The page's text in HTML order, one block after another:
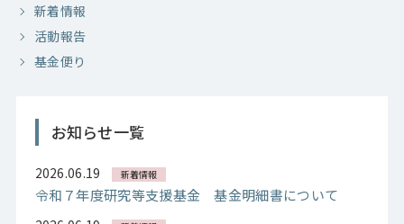
お知らせ一覧
2026.06.19 新着情報
令和７年度研究等支援基金 基金明細書について
新着情報
活動報告
基金便り